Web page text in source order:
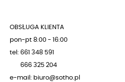
OBSŁUGA KLIENTA
pon-pt 8:00 - 16:00
tel: 661 348 591
666 325 204
e-mail: biuro@sotho.pl